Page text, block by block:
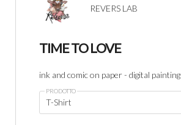
REVERS LAB
TIME TO LOVE
ink and comic on paper - digital painting
PRODOTTO
T-Shirt